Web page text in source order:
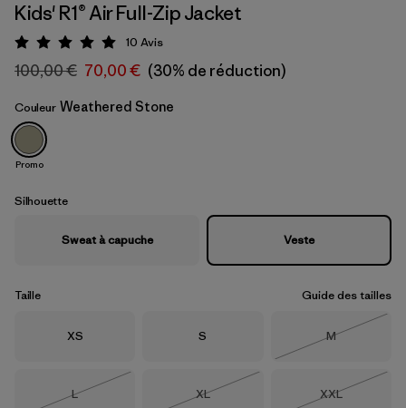
Kids' R1® Air Full-Zip Jacket
Évaluation: 5 / 5
10 Avis
100,00 € 70,00 € (30% de réduction)
Couleur Weathered Stone
Promo
Silhouette
Sweat à capuche Veste
Taille Guide des tailles
Taille
XS Taille
S Taille
M
Taille
L
Taille
XL
Taille
XXL